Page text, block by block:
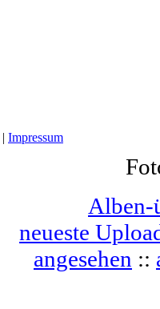
| Impressum
Alben-
neueste
angesehen ::